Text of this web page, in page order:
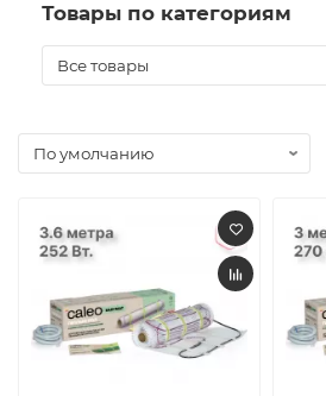
Товары по категориям